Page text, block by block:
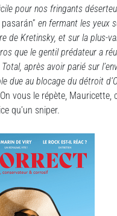
pour nos fringants
pasarán” en fermant les yeux
de Kretinsky, et sur la plus-
que le gentil prédateur a
après avoir parié sur
due au blocage du détroit
vous le répète, Mauricette,
qu’un sniper.